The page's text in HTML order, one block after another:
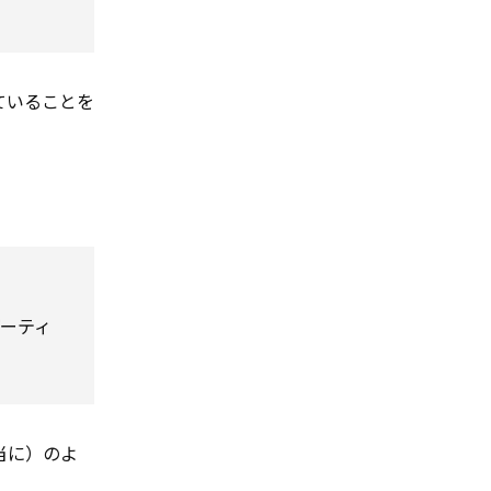
ることを
ティ
に）のよ